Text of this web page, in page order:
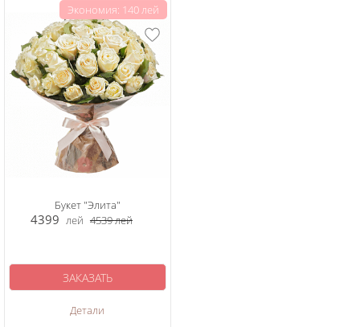
Экономия: 140 лей
Букет "Элита"
4399 лей 4539лей
Детали
ЗАКАЗАТЬ